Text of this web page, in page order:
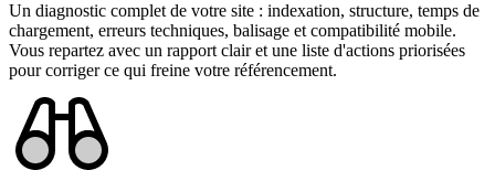
Un diagnostic complet de votre site : indexation, structure, temps de
chargement, erreurs techniques, balisage et compatibilité mobile.
Vous repartez avec un rapport clair et une liste d'actions priorisées
pour corriger ce qui freine votre référencement.